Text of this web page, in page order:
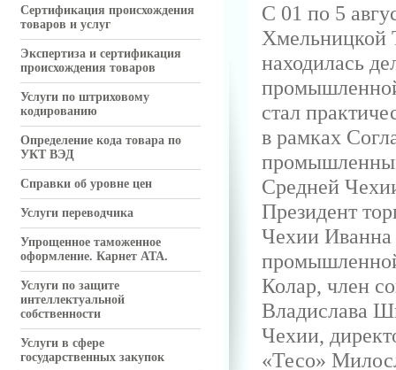
С 01 по 5
Хмельницкой
находилась
стал
в рамках
Средней
Президент
Чехии Иванна
Колар, член
Владислава
Чехии,
«Тесо»
Сертификация происхождения
товаров и услуг
Экспертиза и сертификация
происхождения товаров
Услуги по штриховому
кодированию
Определение кода товара по
УКТ ВЭД
Справки об уровне цен
Услуги переводчика
Упрощенное таможенное
оформление. Карнет АТА.
Услуги по защите
интеллектуальной
собственности
Услуги в сфере
государственных закупок